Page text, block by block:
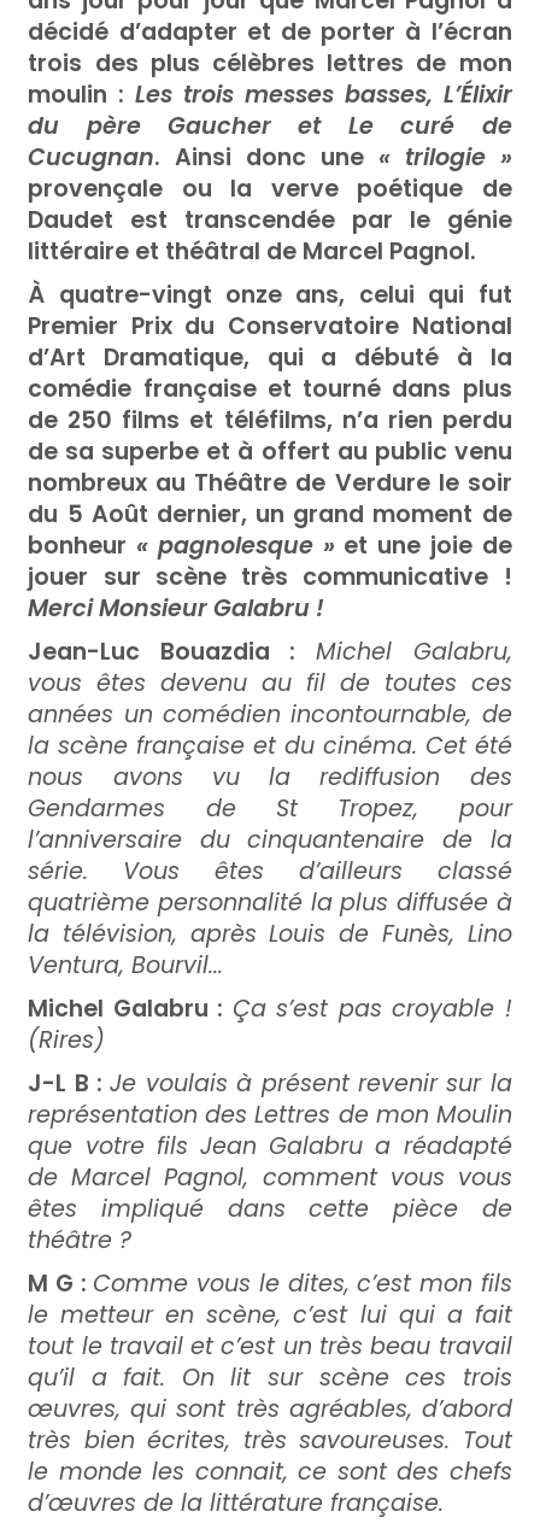
décidé d’adapter et de porter à l’écran
trois des plus célèbres lettres de mon
moulin :Les trois messes basses, L’Élixir
du père Gaucher et Le curé de
Cucugnan. Ainsi donc une « trilogie »
provençale ou la verve poétique de
Daudet est transcendée par le génie
littéraire et théâtral de Marcel Pagnol.
À quatre-vingt onze ans, celui qui fut
Premier Prix du Conservatoire National
d’Art Dramatique, qui a débuté à la
comédie française et tourné dans plus
de 250 films et téléfilms, n’a rien perdu
de sa superbe et à offert au public venu
nombreux au Théâtre de Verdure le soir
du 5 Août dernier, un grand moment de
bonheur « pagnolesque » et une joie de
jouer sur scène très communicative !
Merci Monsieur Galabru !
Jean-Luc Bouazdia :Michel Galabru,
vous êtes devenu au fil de toutes ces
années un comédien incontournable, de
la scène française et du cinéma. Cet été
nous avons vu la rediffusion des
Gendarmes de St Tropez, pour
l’anniversaire du cinquantenaire de la
série. Vous êtes d’ailleurs classé
quatrième personnalité la plus diffusée à
la télévision, après Louis de Funès, Lino
Ventura, Bourvil...
Michel Galabru : Ça s’est pas croyable !
(Rires)
J-L B :Je voulais à présent revenir sur la
représentation des Lettres de mon Moulin
que votre fils Jean Galabru a réadapté
de Marcel Pagnol, comment vous vous
êtes impliqué dans cette pièce de
théâtre ?
M G : Comme vous le dites, c’est mon fils
le metteur en scène, c’est lui qui a fait
tout le travail et c’est un très beau travail
qu’il a fait. On lit sur scène ces trois
œuvres, qui sont très agréables, d’abord
très bien écrites, très savoureuses. Tout
le monde les connait, ce sont des chefs
d’œuvres de la littérature française.